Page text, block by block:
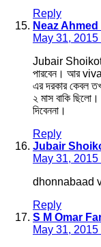
Reply
Neaz
May 31, 2015
Jubair Shoikot
পারবেন। আর
এর দরকার কেবল
২ মাস বাকি
দিবেননা।
Reply
Jubair
May 31, 2015
dhonnabaad
Reply
S M Omar
May 31, 2015